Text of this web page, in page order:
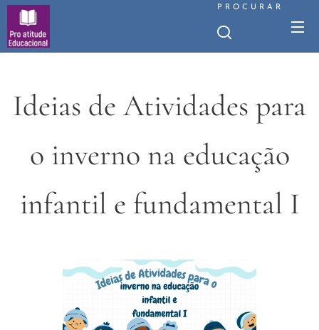
PROCURAR
Ideias de Atividades para
o inverno na educação
infantil e fundamental I